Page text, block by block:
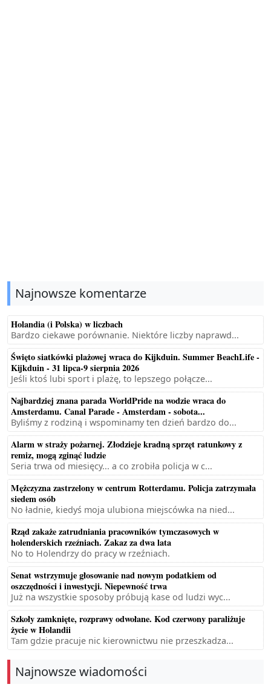
Najnowsze komentarze
Holandia (i Polska) w liczbach
Bardzo ciekawe porównanie. Niektóre liczby naprawd...
Święto siatkówki plażowej wraca do Kijkduin. Summer BeachLife -
Kijkduin - 31 lipca-9 sierpnia 2026
Jeśli ktoś lubi sport i plażę, to lepszego połącze...
Najbardziej znana parada WorldPride na wodzie wraca do
Amsterdamu. Canal Parade - Amsterdam - sobota...
Byliśmy z rodziną i wspominamy ten dzień bardzo do...
Alarm w straży pożarnej. Złodzieje kradną sprzęt ratunkowy z
remiz, mogą zginąć ludzie
Seria trwa od miesięcy... a co zrobiła policja w c...
Mężczyzna zastrzelony w centrum Rotterdamu. Policja zatrzymała
siedem osób
No ładnie, kiedyś moja ulubiona miejscówka na nied...
Rząd zakaże zatrudniania pracowników tymczasowych w
holenderskich rzeźniach. Zakaz za dwa lata
No to Holendrzy do pracy w rzeźniach.
Senat wstrzymuje głosowanie nad nowym podatkiem od
oszczędności i inwestycji. Niepewność trwa
Już na wszystkie sposoby próbują kase od ludzi wyc...
Szkoły zamknięte, rozprawy odwołane. Kod czerwony paraliżuje
życie w Holandii
Tam gdzie pracuje nic kierownictwu nie przeszkadza...
Najnowsze wiadomości